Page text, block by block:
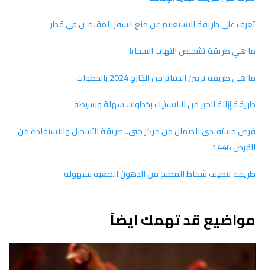
تعرف على طريقة الاستعلام عن منع السفر للمقيمين في قطر
ما هي طريقة تشخيص التهاب السحايا
ما هي طريقة تزيين الدفاتر من الخارج 2024 بالخطوات
طريقة إزالة الحبر من البلاستيك بخطوات سهلة وبسيطة
قرض مستفيدي الضمان من مركز جنى.. طريقة التسجيل والاستفادة من
القرض 1446
طريقة تنظيف شفاط المطبخ من الدهون الصعبة بسهولة
مواضيع قد تهمك ايضاً